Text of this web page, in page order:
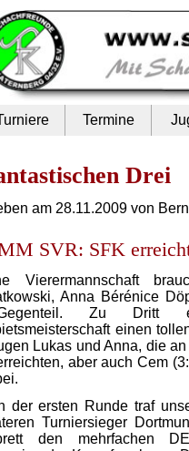
Termine
Drei
am 28.11.2009 von
SVR: SFK
Vierermannschaft
Anna Bérénice
Zu Dritt
einen
Lukas und Anna, die
aber auch Cem
der ersten Runde traf
Turniersieger
den mehrfachen